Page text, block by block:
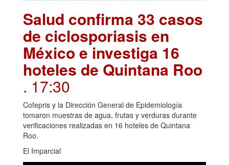
Salud confirma 33 casos
de ciclosporiasis en
México e investiga 16
hoteles de Quintana Roo
. 17:30
Cofepris y la Dirección General de Epidemiología
tomaron muestras de agua, frutas y verduras durante
verificaciones realizadas en 16 hoteles de Quintana
Roo.
El Imparcial